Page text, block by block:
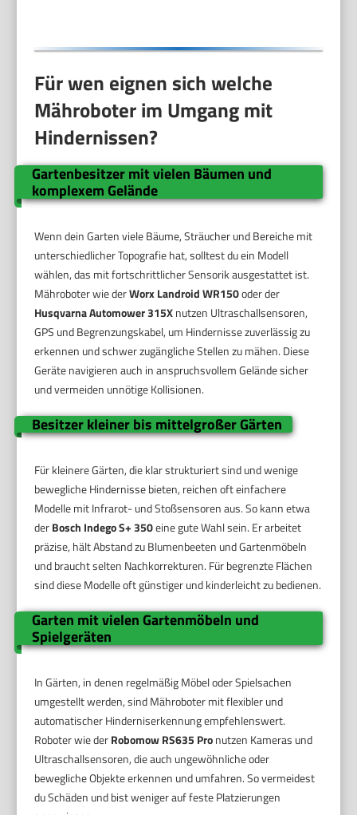
Für wen eignen sich welche
Mähroboter im Umgang mit
Hindernissen?
Gartenbesitzer mit vielen Bäumen und
komplexem Gelände
Wenn dein Garten viele Bäume, Sträucher und Bereiche mit
unterschiedlicher Topografie hat, solltest du ein Modell
wählen, das mit fortschrittlicher Sensorik ausgestattet ist.
Mähroboter wie derWorx Landroid WR150oder der
Husqvarna Automower 315Xnutzen Ultraschallsensoren,
GPS und Begrenzungskabel, um Hindernisse zuverlässig zu
erkennen und schwer zugängliche Stellen zu mähen. Diese
Geräte navigieren auch in anspruchsvollem Gelände sicher
und vermeiden unnötige Kollisionen.
Besitzer kleiner bis mittelgroßer Gärten
Für kleinere Gärten, die klar strukturiert sind und wenige
bewegliche Hindernisse bieten, reichen oft einfachere
Modelle mit Infrarot- und Stoßsensoren aus. So kann etwa
derBosch Indego S+ 350eine gute Wahl sein. Er arbeitet
präzise, hält Abstand zu Blumenbeeten und Gartenmöbeln
und braucht selten Nachkorrekturen. Für begrenzte Flächen
sind diese Modelle oft günstiger und kinderleicht zu bedienen.
Garten mit vielen Gartenmöbeln und
Spielgeräten
In Gärten, in denen regelmäßig Möbel oder Spielsachen
umgestellt werden, sind Mähroboter mit flexibler und
automatischer Hinderniserkennung empfehlenswert.
Roboter wie derRobomow RS635 Pronutzen Kameras und
Ultraschallsensoren, die auch ungewöhnliche oder
bewegliche Objekte erkennen und umfahren. So vermeidest
du Schäden und bist weniger auf feste Platzierungen